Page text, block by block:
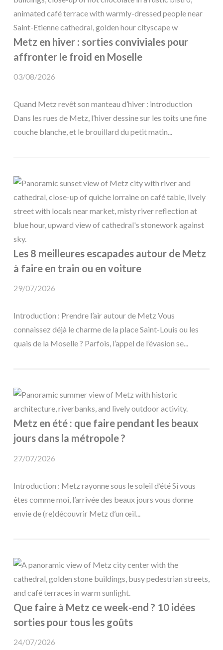
Metz en hiver : sorties conviviales pour
affronter le froid en Moselle
03/08/2026
Quand Metz revêt son manteau d’hiver : introduction
Dans les rues de Metz, l’hiver dessine sur les toits une fine
couche blanche, et le brouillard du petit matin...
Les 8 meilleures escapades autour de Metz
à faire en train ou en voiture
29/07/2026
Introduction : Prendre l’air autour de Metz Vous
connaissez déjà le charme de la place Saint-Louis ou les
quais de la Moselle ? Parfois, l’appel de l’évasion se...
Metz en été : que faire pendant les beaux
jours dans la métropole ?
27/07/2026
Introduction : Metz rayonne sous le soleil d’été Si vous
êtes comme moi, l’arrivée des beaux jours vous donne
envie de (re)découvrir Metz d’un œil...
Que faire à Metz ce week-end ? 10 idées
sorties pour tous les goûts
24/07/2026